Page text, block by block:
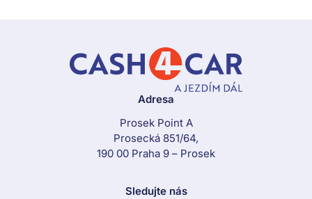
Adresa
Prosek Point A
Prosecká 851/64,
190 00 Praha 9 – Prosek
Sledujte nás